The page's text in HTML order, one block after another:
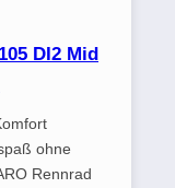
DI2 Mid
ohne
Rennrad